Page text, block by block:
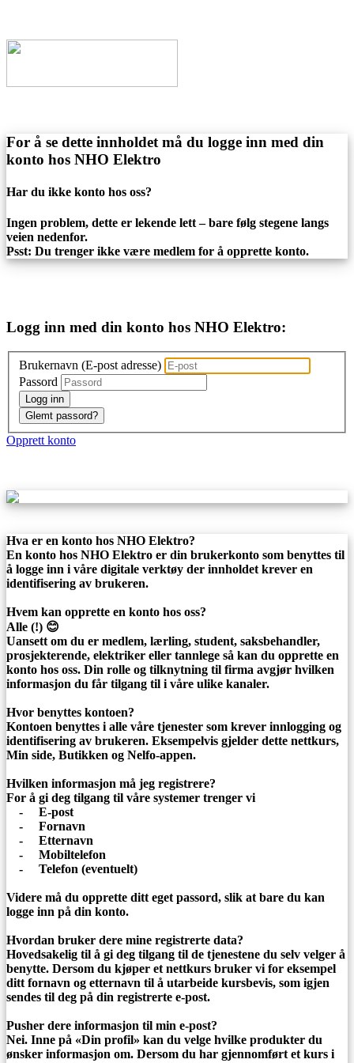
For å se dette innholdet må du logge inn med din
konto hos NHO Elektro
Har du ikke konto hos oss?
Ingen problem, dette er lekende lett – bare følg stegene langs
veien nedenfor.
Psst: Du trenger ikke være medlem for å opprette konto.
Logg inn med din konto hos NHO Elektro:
Brukernavn (E-post adresse)
Passord
Logg inn
Glemt passord?
Opprett konto
Hva er en konto hos NHO Elektro?
En konto hos NHO Elektro er din brukerkonto som benyttes til
å logge inn i våre digitale verktøy der innholdet krever en
identifisering av brukeren.
Hvem kan opprette en konto hos oss?
Alle (!) 😊
Uansett om du er medlem, lærling, student, saksbehandler,
prosjekterende, elektriker eller tannlege så kan du opprette en
konto hos oss. Din rolle og tilknytning til firma avgjør hvilken
informasjon du får tilgang til i våre ulike kanaler.
Hvor benyttes kontoen?
Kontoen benyttes i alle våre tjenester som krever innlogging og
identifisering av brukeren. Eksempelvis gjelder dette nettkurs,
Min side, Butikken og Nelfo-appen.
Hvilken informasjon må jeg registrere?
For å gi deg tilgang til våre systemer trenger vi
- E-post
- Fornavn
- Etternavn
- Mobiltelefon
- Telefon (eventuelt)
Videre må du opprette ditt eget passord, slik at bare du kan
logge inn på din konto.
Hvordan bruker dere mine registrerte data?
Hovedsakelig til å gi deg tilgang til de tjenestene du selv velger å
benytte. Dersom du kjøper et nettkurs bruker vi for eksempel
ditt fornavn og etternavn til å utarbeide kursbevis, som igjen
sendes til deg på din registrerte e-post.
Pusher dere informasjon til min e-post?
Nei. Inne på «Din profil» kan du velge hvilke produkter du
ønsker informasjon om. Dersom du har gjennomført et kurs i